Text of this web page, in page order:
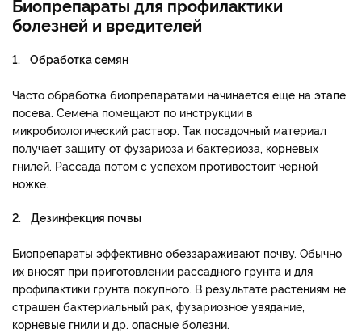
Биопрепараты для профилактики
болезней и вредителей
1. Обработка семян
Часто обработка биопрепаратами начинается еще на этапе
посева. Семена помещают по инструкции в
микробиологический раствор. Так посадочный материал
получает защиту от фузариоза и бактериоза, корневых
гнилей. Рассада потом с успехом противостоит черной
ножке.
2. Дезинфекция почвы
Биопрепараты эффективно обеззараживают почву. Обычно
их вносят при приготовлении рассадного грунта и для
профилактики грунта покупного. В результате растениям не
страшен бактериальный рак, фузариозное увядание,
корневые гнили и др. опасные болезни.